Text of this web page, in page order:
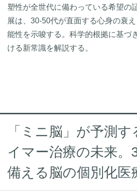
塑性が全世代に備わっている希望の
展は、30-50代が直面する心身の衰
能性を示唆する。科学的根拠に基づ
ける新常識を解説する。
「ミニ脳」が予測
イマー治療の未来。
備える脳の個別化医